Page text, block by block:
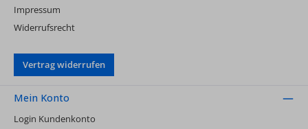
Impressum
Widerrufsrecht
Vertrag widerrufen
Mein Konto
Login Kundenkonto